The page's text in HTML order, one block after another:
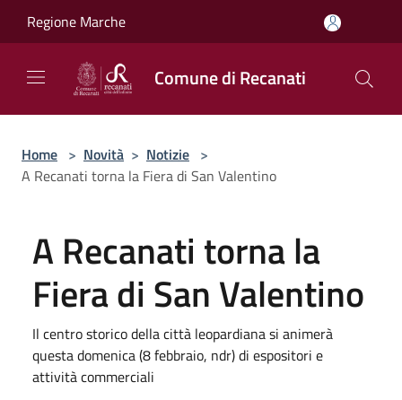
Regione Marche
Comune di Recanati
Home > Novità > Notizie >
A Recanati torna la Fiera di San Valentino
A Recanati torna la
Fiera di San Valentino
Il centro storico della città leopardiana si animerà
questa domenica (8 febbraio, ndr) di espositori e
attività commerciali